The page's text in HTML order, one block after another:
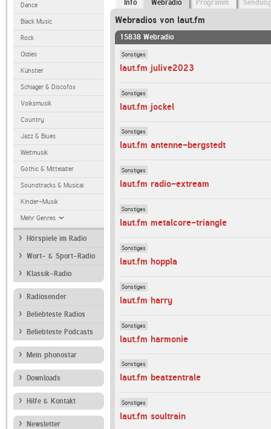
Dance
Black Music
Rock
Oldies
Künstler
Schlager & Discofox
Volksmusik
Country
Jazz & Blues
Weltmusik
Gothic & Mittelalter
Soundtracks & Musical
Kinder-Musik
Mehr Genres
Hörspiele im Radio
Wort- & Sport-Radio
Klassik-Radio
Radiosender
Beliebteste Radios
Beliebteste Podcasts
Mein phonostar
Downloads
Hilfe & Kontakt
Newsletter
Info Webradio Programm
Webradios von laut.fm
15838 Webradio
Sonstiges
laut.fm julive2023
Sonstiges
laut.fm jockel
Sonstiges
laut.fm antenne-bergstedt
Sonstiges
laut.fm radio-extream
Sonstiges
laut.fm metalcore-triangle
Sonstiges
laut.fm hoppla
Sonstiges
laut.fm harry
Sonstiges
laut.fm harmonie
Sonstiges
laut.fm beatzentrale
Sonstiges
laut.fm soultrain